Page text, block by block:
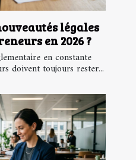
légales
en 2026 ?
en constante
doivent toujours rester...